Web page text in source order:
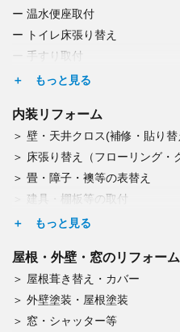
温水便座取付
トイレ床張り替え
手すり取付
つまり・水漏れ修理
浄水器取付
食洗器交換
レンジフード交換
IH・ガスコンロ交換
浴室乾燥機取付
給湯器等の交換
蛇口・水栓の調整・修理・交換
エコキュート交換
内装リフォーム
壁・天井クロス(補修・貼り替
床張り替え（フローリング・
畳・障子・襖等の表替え
建具・棚板等の取付
カーテンレール取付
照明・シーリングファン交換
エアコン取付・取外し・廃棄
換気口の修理
収納スペース・オーダー収納
屋根・外壁・窓のリフォーム
屋根葺き替え・カバー
外壁塗装・屋根塗装
窓・シャッター等